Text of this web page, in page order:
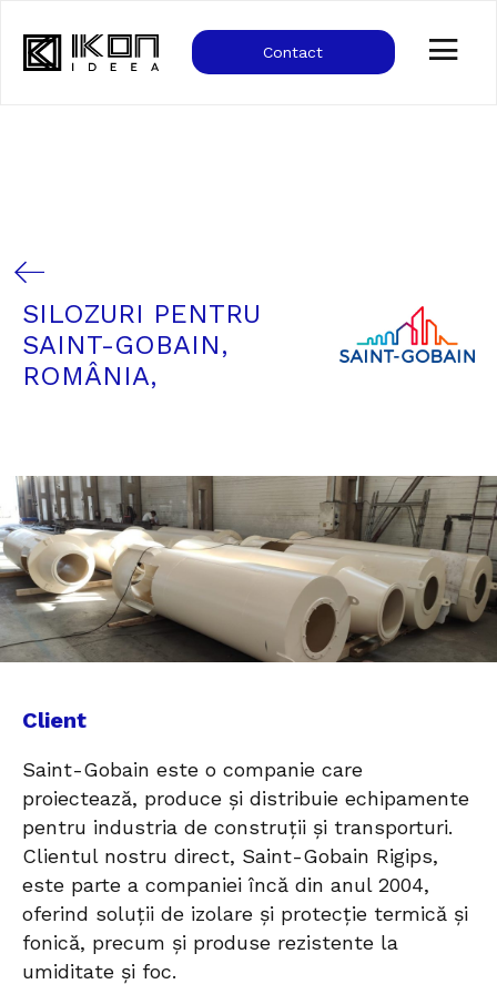
Contact
SILOZURI PENTRU
SAINT-GOBAIN,
ROMÂNIA,
Client
Saint-Gobain este o companie care
proiectează, produce și distribuie echipamente
pentru industria de construții și transporturi.
Clientul nostru direct, Saint-Gobain Rigips,
este parte a companiei încă din anul 2004,
oferind soluții de izolare și protecție termică și
fonică, precum și produse rezistente la
umiditate și foc.